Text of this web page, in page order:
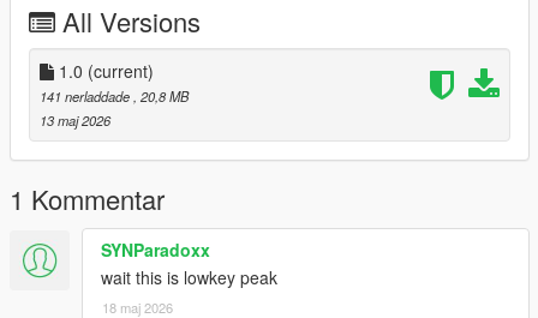
All Versions
1.0 (current)
141 nerladdade , 20,8 MB
13 maj 2026
1 Kommentar
SYNParadoxx
wait this is lowkey peak
18 maj 2026